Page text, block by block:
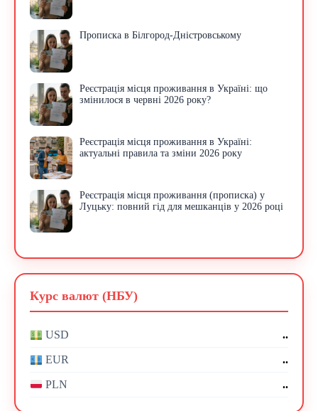
Прописка в Білгород-Дністровському
Реєстрація місця проживання в Україні: що
змінилося в червні 2026 року?
Реєстрація місця проживання в Україні:
актуальні правила та зміни 2026 року
Реєстрація місця проживання (прописка) у
Луцьку: повний гід для мешканців у 2026 році
Курс валют (НБУ)
USD ..
EUR ..
PLN ..